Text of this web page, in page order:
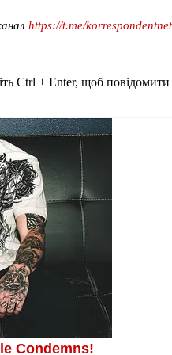
https://t.me/korrespondentnet
Ctrl + Enter, щоб